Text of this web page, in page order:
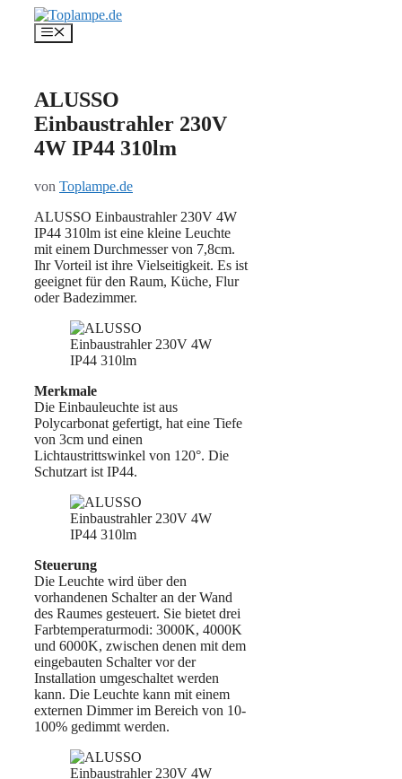
Inhalt
springen
Menü
ALUSSO
Einbaustrahler 230V
4W IP44 310lm
von Toplampe.de
ALUSSO Einbaustrahler 230V 4W
IP44 310lm ist eine kleine Leuchte
mit einem Durchmesser von 7,8cm.
Ihr Vorteil ist ihre Vielseitigkeit. Es ist
geeignet für den Raum, Küche, Flur
oder Badezimmer.
Merkmale
Die Einbauleuchte ist aus
Polycarbonat gefertigt, hat eine Tiefe
von 3cm und einen
Lichtaustrittswinkel von 120°. Die
Schutzart ist IP44.
Steuerung
Die Leuchte wird über den
vorhandenen Schalter an der Wand
des Raumes gesteuert. Sie bietet drei
Farbtemperaturmodi: 3000K, 4000K
und 6000K, zwischen denen mit dem
eingebauten Schalter vor der
Installation umgeschaltet werden
kann. Die Leuchte kann mit einem
externen Dimmer im Bereich von 10-
100% gedimmt werden.